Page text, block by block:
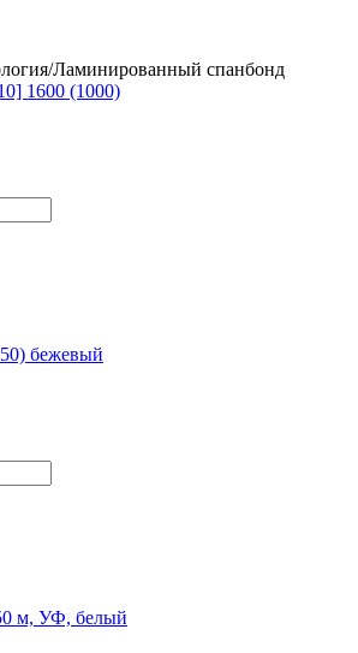
Ламинированный спанбонд
1600 (1000)
бежевый
м, УФ, белый